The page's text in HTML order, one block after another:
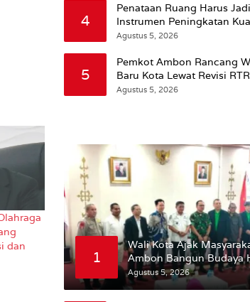
dan
4
Penataan Ruang Harus Jadi
Instrumen Peningkatan
Hidup Masyarakat,
Susun RDTR Sebagai
Agustus 5, 2026
5
Pemkot Ambon Rancang
Baru Kota Lewat Revisi
Agustus 5, 2026
1
Wali Kota Ajak
Ambon Bangun Budaya
Sehat
Agustus 5, 2026